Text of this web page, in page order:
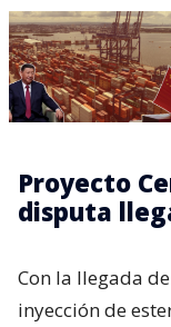
Proyecto
disputa
Con la llegada
inyección de